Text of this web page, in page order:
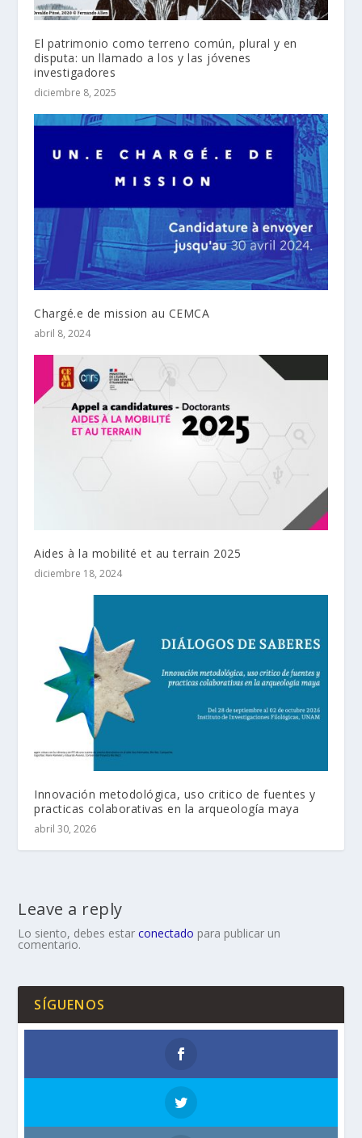
El patrimonio como terreno común, plural y en
disputa: un llamado a los y las jóvenes
investigadores
diciembre 8, 2025
Chargé.e de mission au CEMCA
abril 8, 2024
Aides à la mobilité et au terrain 2025
diciembre 18, 2024
Innovación metodológica, uso critico de fuentes y
practicas colaborativas en la arqueología maya
abril 30, 2026
Leave a reply
Lo siento, debes estarconectado para publicar un
comentario.
SÍGUENOS